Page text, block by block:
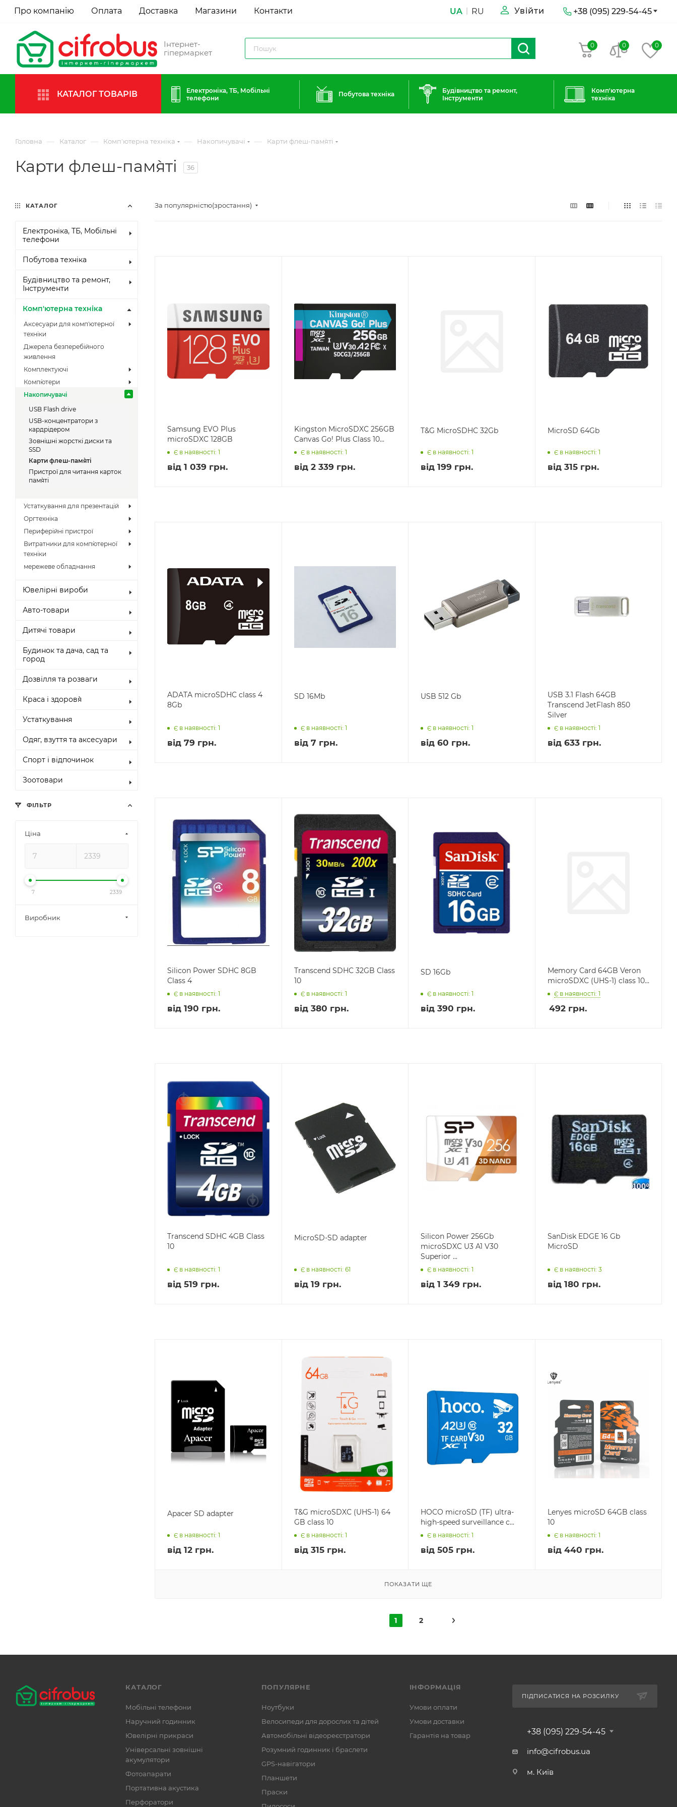
Про компанію Оплата Доставка Магазини Контакти UA RU Увійти +38 (095) 229-54-45
Інтернет-
гіпермаркет
0 0
0
Електроніка, ТБ, Мобільні
телефони
Побутова техніка
Будівництво та ремонт,
Інструменти
Комп'ютерна
техніка
КАТАЛОГ ТОВАРІВ
Головна — Каталог — Комп'ютерна техніка — Накопичувачі — Карти флеш-пам`яті
Карти флеш-пам`яті 36
За популярністю(зростання)
Samsung EVO Plus
microSDXC 128GB
Є в наявності: 1
від 1 039 грн.
Kingston MicroSDXC 256GB
Canvas Go! Plus Class 10...
Є в наявності: 1
від 2 339 грн.
T&G MicroSDHC 32Gb
Є в наявності: 1
від 199 грн.
MicroSD 64Gb
Є в наявності: 1
від 315 грн.
ADATA microSDHC class 4
8Gb
Є в наявності: 1
від 79 грн.
SD 16Mb
Є в наявності: 1
від 7 грн.
USB 512 Gb
Є в наявності: 1
від 60 грн.
USB 3.1 Flash 64GB
Transcend JetFlash 850
Silver
Є в наявності: 1
від 633 грн.
Silicon Power SDHC 8GB
Class 4
Є в наявності: 1
від 190 грн.
Transcend SDHC 32GB Class
10
Є в наявності: 1
від 380 грн.
SD 16Gb
Є в наявності: 1
від 390 грн.
Memory Card 64GB Veron
microSDXC (UHS-1) class 10...
Є в наявності: 1
492грн.
Transcend SDHC 4GB Class
10
Є в наявності: 1
від 519 грн.
MicroSD-SD adapter
Є в наявності: 61
від 19 грн.
Silicon Power 256Gb
microSDXC U3 A1 V30
Superior ...
Є в наявності: 1
від 1 349 грн.
SanDisk EDGE 16 Gb
MicroSD
Є в наявності: 3
від 180 грн.
Apacer SD adapter
Є в наявності: 1
від 12 грн.
T&G microSDXC (UHS-1) 64
GB class 10
Є в наявності: 1
від 315 грн.
HOCO microSD (TF) ultra-
high-speed surveillance c...
Є в наявності: 1
від 505 грн.
Lenyes microSD 64GB class
10
Є в наявності: 1
від 440 грн.
ПОКАЗАТИ ЩЕ
1 2
КАТАЛОГ
Електроніка, ТБ, Мобільні
телефони
Побутова техніка
Будівництво та ремонт,
Інструменти
Комп'ютерна техніка
Аксесуари для комп'ютерної
техніки
Джерела безперебійного
живлення
Комплектуючі
Комп`ютери
Накопичувачі
USB Flash drive
USB-концентратори з
кардрідером
Зовнішні жорсткі диски та
SSD
Карти флеш-пам`яті
Пристрої для читання карток
пам`яті
Устаткування для презентацій
Оргтехніка
Периферійні пристрої
Витратники для комп`ютерної
техніки
мережеве обладнання
Ювелірні вироби
Авто-товари
Дитячі товари
Будинок та дача, сад та
город
Дозвілля та розваги
Краса і здоров`я
Устаткування
Одяг, взуття та аксесуари
Спорт і відпочинок
Зоотовари
ФІЛЬТР
Ціна
7 2339
Виробник
КАТАЛОГ
Мобільні телефони
Наручний годинник
Ювелірні прикраси
Універсальні зовнішні
акумулятори
Фотоапарати
Портативна акустика
Перфоратори
ПОПУЛЯРНЕ
Ноутбуки
Велосипеди для дорослих та дітей
Автомобільні відеореєстратори
Розумний годинник і браслети
GPS-навігатори
Планшети
Праски
ІНФОРМАЦІЯ
Умови оплати
Умови доставки
Гарантія на товар
ПІДПИСАТИСЯ НА РОЗСИЛКУ
+38 (095) 229-54-45
info@cifrobus.ua
м. Київ